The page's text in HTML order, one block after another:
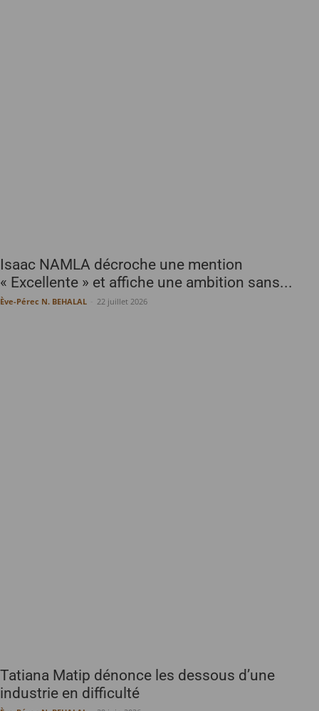
Isaac NAMLA décroche une mention
« Excellente » et affiche une ambition sans...
Ève-Pérec N. BEHALAL 22 juillet 2026
Tatiana Matip dénonce les dessous d’une
industrie en difficulté